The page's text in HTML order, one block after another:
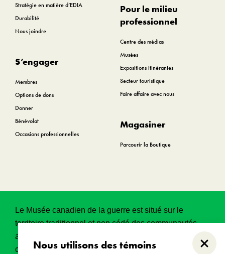
Nous utilisons des témoins
Stratégie en matière d’EDIA
Durabilité
Nous joindre
S’engager
Membres
Options de dons
Donner
Bénévolat
Occasions professionnelles
Pour le milieu
professionnel
Centre des médias
Musées
Expositions itinérantes
Secteur touristique
Faire affaire avec nous
Magasiner
Parcourir la Boutique
Le Musée canadien de la guerre est situé sur le
territoire traditionnel et non cédé des communautés
algonquines Anishinabeg. Ce territoire a eu et
continue d’avoir une grande importance historique,